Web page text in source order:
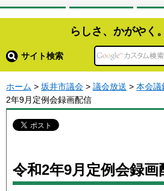
らしさ、かがやく
サイト検索
ホーム > 坂井市議会 > 議会放送 > 本会議
2年9月定例会録画配信
令和2年9月定例会録画